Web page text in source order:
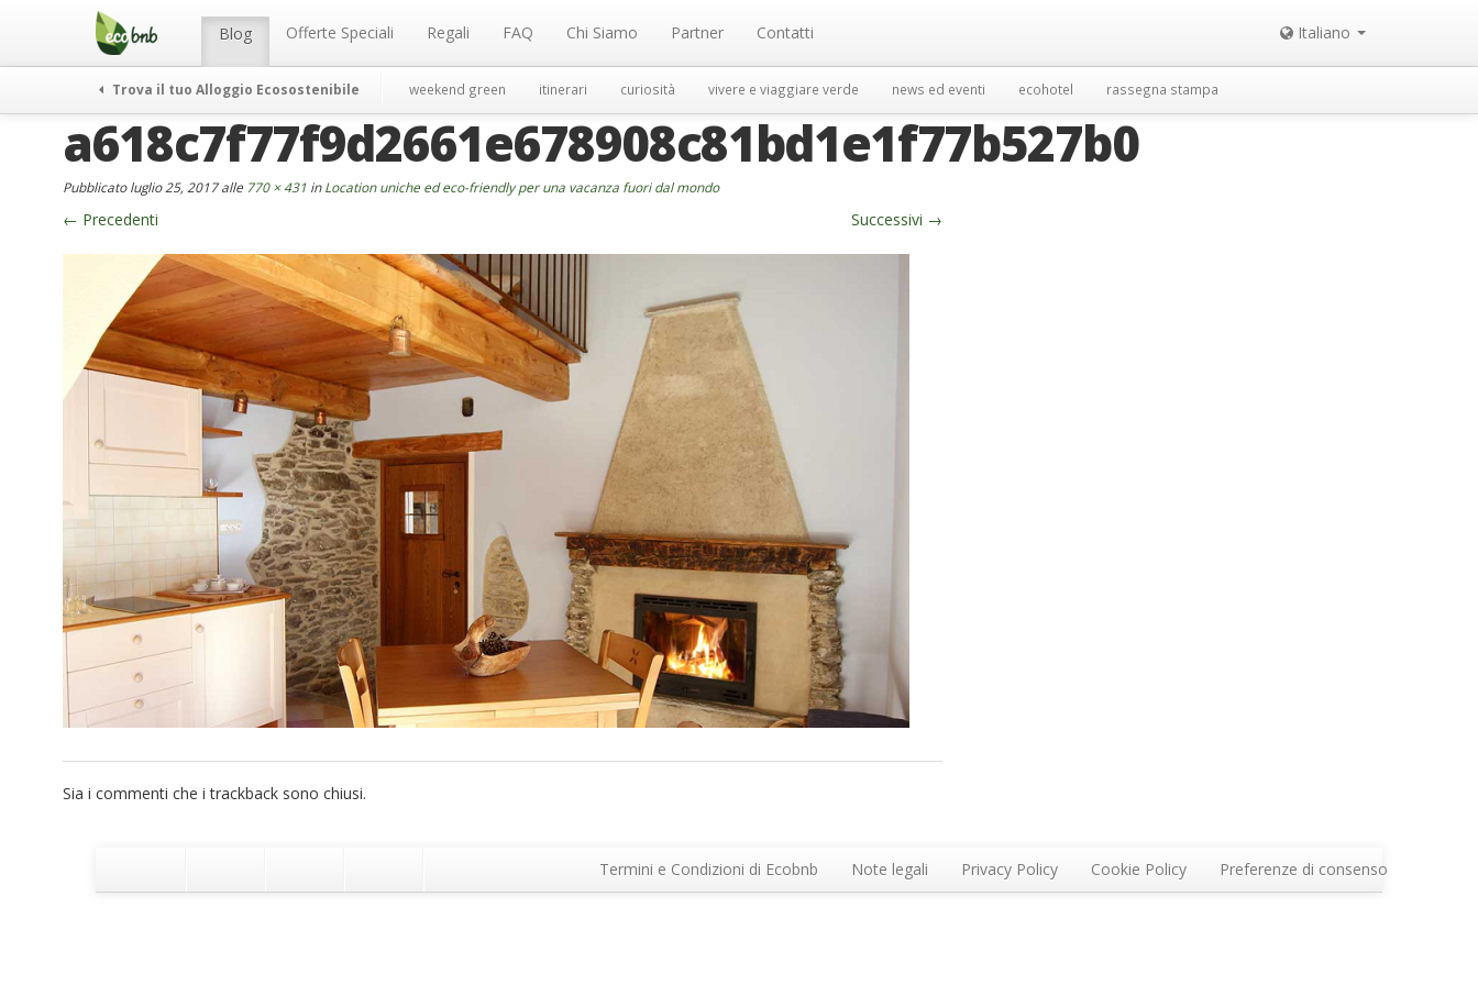
Menu Blog Offerte Speciali Regali FAQ Chi Siamo Partner Contatti Italiano
Trova il tuo Alloggio Ecosostenibile weekend green itinerari curiosità vivere e viaggiare verde news ed eventi ecohotel rassegna stampa
a618c7f77f9d2661e678908c81bd1e1f77b527b0
Pubblicatoluglio 25, 2017alle 770 × 431 inLocation uniche ed eco-friendly per una vacanza fuori dal mondo
← Precedenti Successivi →
Sia i commenti che i trackback sono chiusi.
Termini e Condizioni di Ecobnb Note legali Privacy Policy Cookie Policy Preferenze di consenso